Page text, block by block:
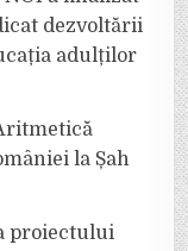
dezvoltării
adulților
la Șah
proiectului